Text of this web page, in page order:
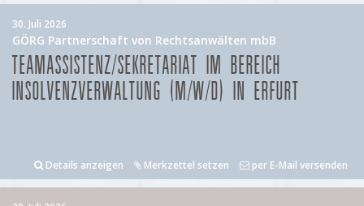
30. Juli 2026
GÖRG Partnerschaft von Rechtsanwälten mbB
TEAMASSISTENZ/SEKRETARIAT IM BEREICH
INSOLVENZVERWALTUNG (M/W/D) IN ERFURT
Details anzeigen Merkzettel setzen per E-Mail versenden